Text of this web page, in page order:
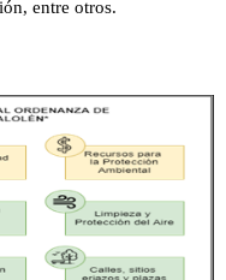
entre otros.